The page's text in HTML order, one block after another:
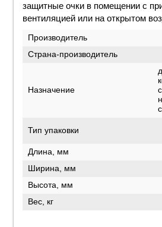
защитные очки в помещении с
вентиляцией или на открытом
Производитель
Страна-производитель
Назначение
Тип упаковки
Длина, мм
Ширина, мм
Высота, мм
Вес, кг